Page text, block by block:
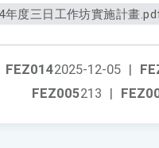
年度三日工作坊實施計畫
FEZ0142025-12-05 |
FEZ005213 |